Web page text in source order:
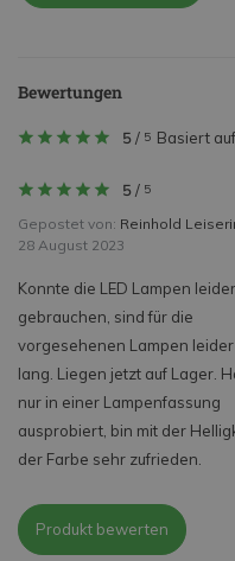
Bewertungen
5/ 5 Basiert
5/ 5
Gepostet von: Reinhold
28 August 2023
Konnte die LED Lampen
gebrauchen, sind für die
vorgesehenen Lampen leider
lang. Liegen jetzt auf Lager.
nur in einer Lampenfassung
ausprobiert, bin mit der
der Farbe sehr zufrieden.
Produkt bewerten